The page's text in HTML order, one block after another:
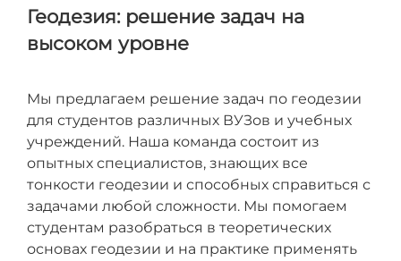
Геодезия: решение задач на
высоком уровне
Мы предлагаем решение задач по геодезии
для студентов различных ВУЗов и учебных
учреждений. Наша команда состоит из
опытных специалистов, знающих все
тонкости геодезии и способных справиться с
задачами любой сложности. Мы помогаем
студентам разобраться в теоретических
основах геодезии и на практике применять